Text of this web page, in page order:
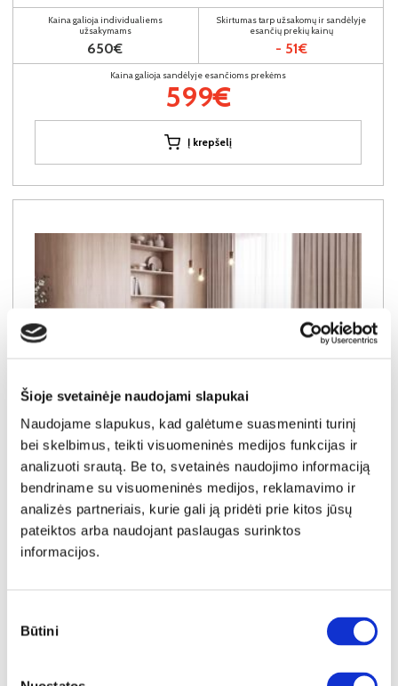
Šioje svetainėje naudojami slapukai
Naudojame slapukus, kad galėtume suasmeninti turinį
bei skelbimus, teikti visuomeninės medijos funkcijas ir
analizuoti srautą. Be to, svetainės naudojimo informaciją
bendriname su visuomeninės medijos, reklamavimo ir
analizės partneriais, kurie gali ją pridėti prie kitos jūsų
pateiktos arba naudojant paslaugas surinktos
informacijos.
pasirinkimas
Būtini
Kaina galioja individualiems
užsakymams
650€
Skirtumas tarp užsakomų ir sandėlyje
esančių prekių kainų
- 51€
Kaina galioja sandėlyje esančioms prekėms
599€
Į krepšelį
NAUJIENA YRA SANDĖLYJE
DORIAN (III gr.) minkštas kampas (Bubble-04) D
Išmatavimai: A:90-100cmP:263cmG:170-235cm
I: 205cm